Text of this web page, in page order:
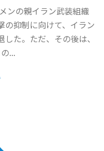
ンの親イラン武装組織
の抑制に向けて、イラン
た。ただ、その後は、
...